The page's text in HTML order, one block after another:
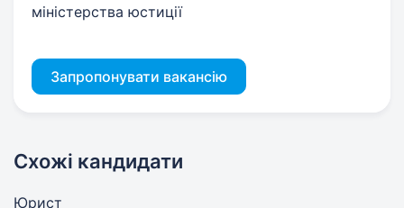
міністерства юстиції
Запропонувати вакансію
Схожі кандидати
Юрист